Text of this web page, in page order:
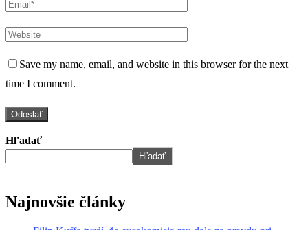
Save my name, email, and website in this browser for the next
time I comment.
Hľadať
Hľadať
Najnovšie články